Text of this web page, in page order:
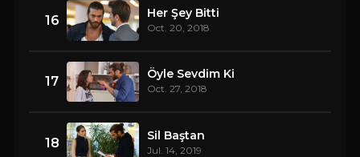
16 Her Şey Bitti
Oct. 20, 2018
17 Öyle Sevdim Ki
Oct. 27, 2018
18 Sil Baştan
Jul. 14, 2019